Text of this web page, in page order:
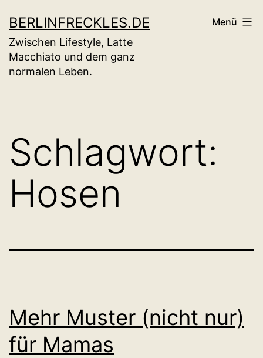
Inhalt
springen
BERLINFRECKLES.DE
Zwischen Lifestyle, Latte
Macchiato und dem ganz
normalen Leben.
Menü
Schlagwort:
Hosen
Mehr Muster (nicht nur)
für Mamas